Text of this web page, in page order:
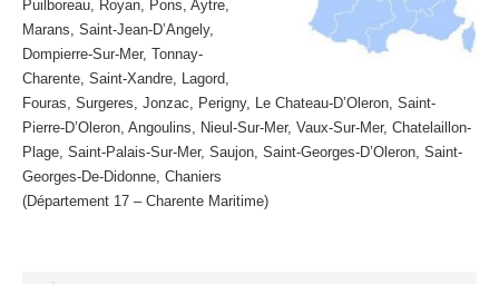
Puilboreau, Royan, Pons, Aytre,
Marans, Saint-Jean-D’Angely,
Dompierre-Sur-Mer, Tonnay-
Charente, Saint-Xandre, Lagord,
Fouras, Surgeres, Jonzac, Perigny, Le Chateau-D’Oleron, Saint-
Pierre-D’Oleron, Angoulins, Nieul-Sur-Mer, Vaux-Sur-Mer, Chatelaillon-
Plage, Saint-Palais-Sur-Mer, Saujon, Saint-Georges-D’Oleron, Saint-
Georges-De-Didonne, Chaniers
(Département 17 – Charente Maritime)